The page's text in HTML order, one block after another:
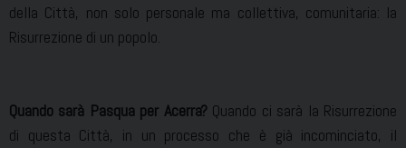
della Città, non solo personale ma collettiva, comunitaria: la
Risurrezione di un popolo.
Quando sarà Pasqua per Acerra?Quando ci sarà la Risurrezione
di questa Città, in un processo che è già incominciato, il